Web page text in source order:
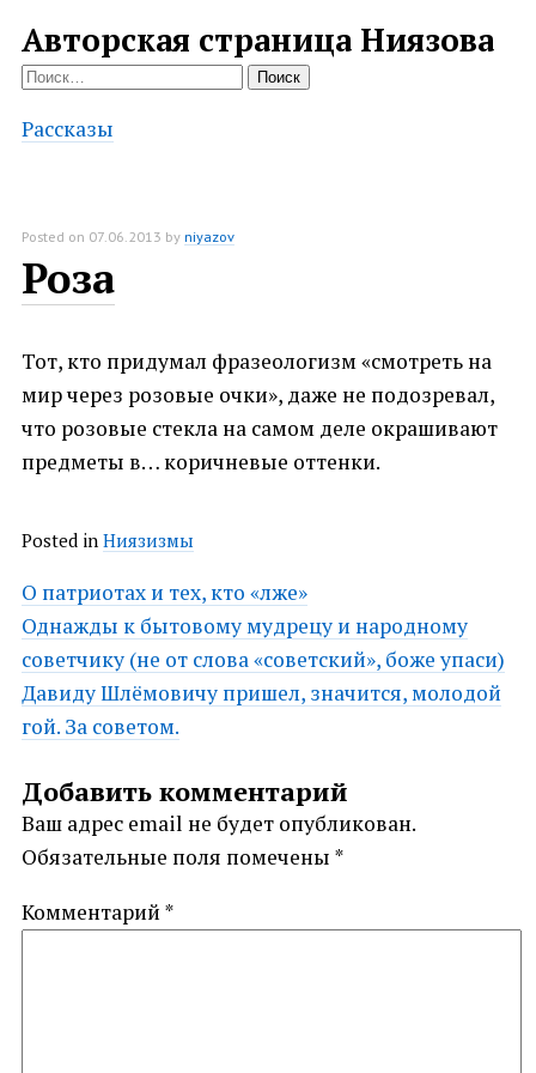
Авторская страница Ниязова
Найти:
Рассказы
Posted on 07.06.2013 byniyazov
Роза
Тот, кто придумал фразеологизм «смотреть на
мир через розовые очки», даже не подозревал,
что розовые стекла на самом деле окрашивают
предметы в… коричневые оттенки.
Posted in Ниязизмы
Post
navigation
О патриотах и тех, кто «лже»
Однажды к бытовому мудрецу и народному
советчику (не от слова «советский», боже упаси)
Давиду Шлёмовичу пришел, значится, молодой
гой. За советом.
Добавить комментарий
Ваш адрес email не будет опубликован.
Обязательные поля помечены *
Комментарий *